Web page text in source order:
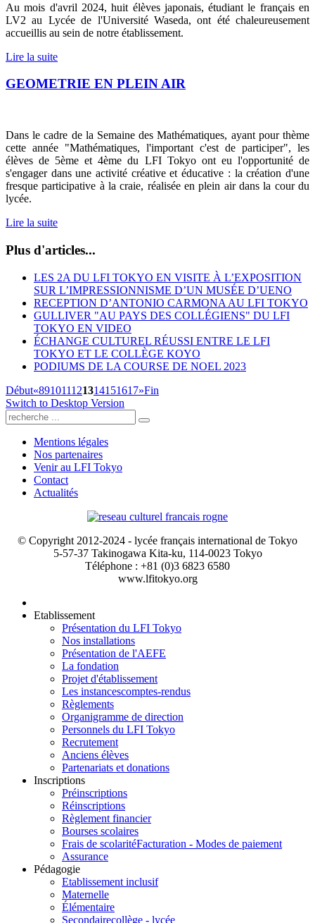
Au mois d'avril 2024, huit élèves japonais, étudiant le français en
LV2 au Lycée de l'Université Waseda, ont été chaleureusement
accueillis au sein de notre établissement.
Lire la suite
GEOMETRIE EN PLEIN AIR
Dans le cadre de la Semaine des Mathématiques, ayant pour thème
cette année "Mathématiques, l'important c'est de participer", les
élèves de 5ème et 4ème du LFI Tokyo ont eu l'opportunité de
s'engager dans une activité créative et éducative : la création d'une
fresque participative à la craie, réalisée en plein air dans la cour du
lycée.
Lire la suite
Plus d'articles...
LES 2A DU LFI TOKYO EN VISITE À L’EXPOSITION
SUR L’IMPRESSIONNISME D’UN MUSÉE D’UENO
RECEPTION D’ANTONIO CARMONA AU LFI TOKYO
GULLIVER "AU PAYS DES COLLÉGIENS" DU LFI
TOKYO EN VIDEO
ÉCHANGE CULTUREL RÉUSSI ENTRE LE LFI
TOKYO ET LE COLLÈGE KOYO
PODIUMS DE LA COURSE DE NOEL 2023
Début«891011121314151617»Fin
Switch to Desktop Version
Mentions légales
Nos partenaires
Venir au LFI Tokyo
Contact
Actualités
© Copyright 2012-2024 - lycée français international de Tokyo
5-57-37 Takinogawa Kita-ku, 114-0023 Tokyo
Téléphone : +81 (0)3 6823 6580
www.lfitokyo.org
Etablissement
Présentation du LFI Tokyo
Nos installations
Présentation de l'AEFE
La fondation
Projet d'établissement
Les instancescomptes-rendus
Règlements
Organigramme de direction
Personnels du LFI Tokyo
Recrutement
Anciens élèves
Partenariats et donations
Inscriptions
Préinscriptions
Réinscriptions
Règlement financier
Bourses scolaires
Frais de scolaritéFacturation - Modes de paiement
Assurance
Pédagogie
Etablissement inclusif
Maternelle
Élémentaire
Secondairecollège - lycée